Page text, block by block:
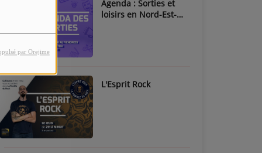
par Orejime
Agenda : Sorties et
loisirs en Nord-Est-
L'Esprit Rock